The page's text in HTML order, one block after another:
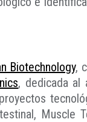
Biotechnology,
, dedicada al
Muscle